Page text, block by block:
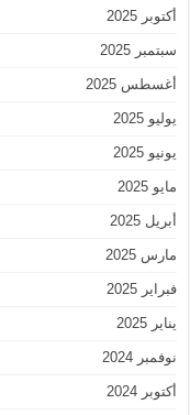
أكتوبر 2025
سبتمبر 2025
أغسطس 2025
يوليو 2025
يونيو 2025
مايو 2025
أبريل 2025
مارس 2025
فبراير 2025
يناير 2025
نوفمبر 2024
أكتوبر 2024